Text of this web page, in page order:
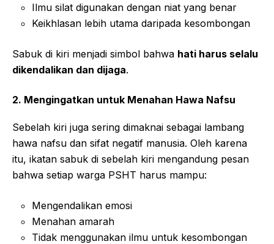
Ilmu silat digunakan dengan niat yang benar
Keikhlasan lebih utama daripada kesombongan
Sabuk di kiri menjadi simbol bahwa hati harus selalu
dikendalikan dan dijaga.
2. Mengingatkan untuk Menahan Hawa Nafsu
Sebelah kiri juga sering dimaknai sebagai lambang
hawa nafsu dan sifat negatif manusia. Oleh karena
itu, ikatan sabuk di sebelah kiri mengandung pesan
bahwa setiap warga PSHT harus mampu:
Mengendalikan emosi
Menahan amarah
Tidak menggunakan ilmu untuk kesombongan